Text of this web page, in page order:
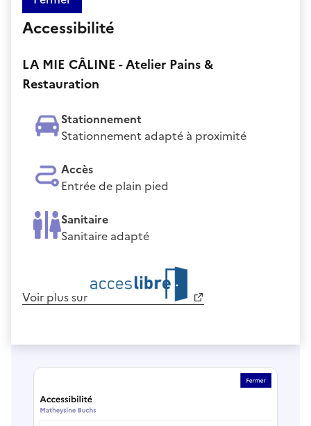
Accessibilité
LA MIE CÂLINE - Atelier Pains &
Restauration
Stationnement
Stationnement adapté à proximité
Accès
Entrée de plain pied
Sanitaire
Sanitaire adapté
Voir plus sur